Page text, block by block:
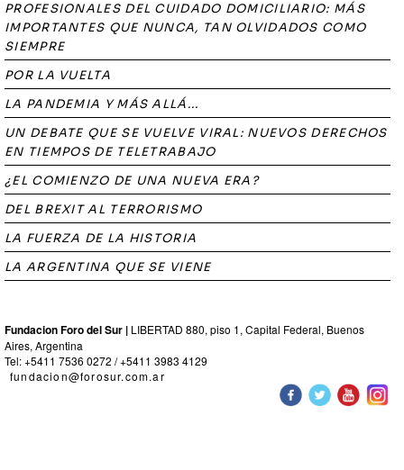
PROFESIONALES DEL CUIDADO DOMICILIARIO: MÁS
IMPORTANTES QUE NUNCA, TAN OLVIDADOS COMO
SIEMPRE
POR LA VUELTA
LA PANDEMIA Y MÁS ALLÁ...
UN DEBATE QUE SE VUELVE VIRAL: NUEVOS DERECHOS
EN TIEMPOS DE TELETRABAJO
¿EL COMIENZO DE UNA NUEVA ERA?
DEL BREXIT AL TERRORISMO
LA FUERZA DE LA HISTORIA
LA ARGENTINA QUE SE VIENE
Fundacion Foro del Sur | LIBERTAD 880, piso 1, Capital Federal, Buenos
Aires, Argentina
Tel: +5411 7536 0272 / +5411 3983 4129
fundacion@forosur.com.ar